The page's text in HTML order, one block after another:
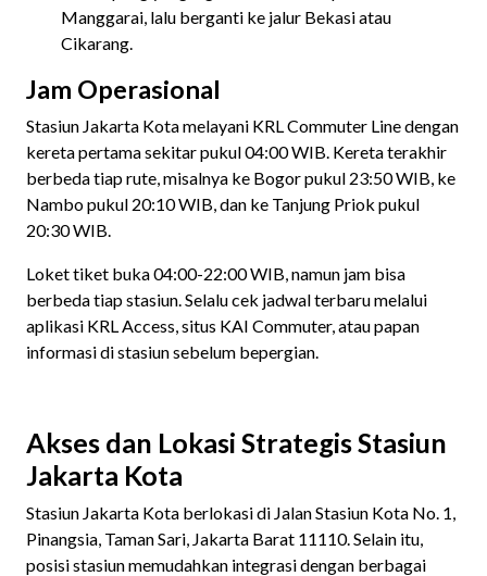
Manggarai, lalu berganti ke jalur Bekasi atau
Cikarang.
Jam Operasional
Stasiun Jakarta Kota melayani KRL Commuter Line dengan
kereta pertama sekitar pukul 04:00 WIB. Kereta terakhir
berbeda tiap rute, misalnya ke Bogor pukul 23:50 WIB, ke
Nambo pukul 20:10 WIB, dan ke Tanjung Priok pukul
20:30 WIB.
Loket tiket buka 04:00-22:00 WIB, namun jam bisa
berbeda tiap stasiun. Selalu cek jadwal terbaru melalui
aplikasi KRL Access, situs KAI Commuter, atau papan
informasi di stasiun sebelum bepergian.
Akses dan Lokasi Strategis Stasiun
Jakarta Kota
Stasiun Jakarta Kota berlokasi di Jalan Stasiun Kota No. 1,
Pinangsia, Taman Sari, Jakarta Barat 11110. Selain itu,
posisi stasiun memudahkan integrasi dengan berbagai